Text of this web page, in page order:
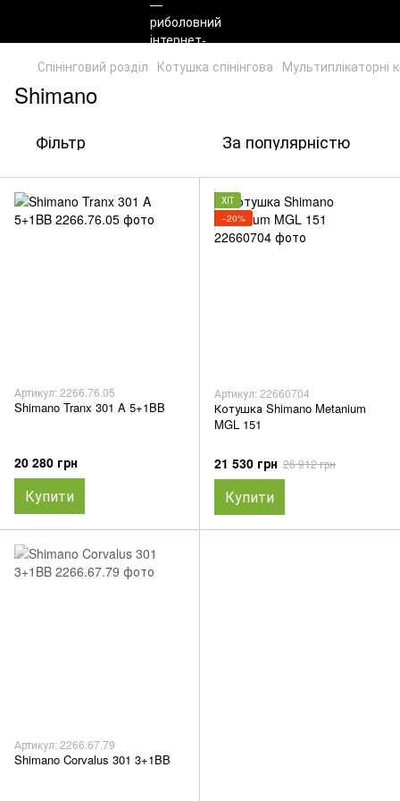
Спінінговий розділ Котушка спінінгова Мультиплікаторні
Shimano
Фільтр За популярністю
Артикул: 2266.76.05
Shimano Tranx 301 A 5+1BB
20 280 грн
Купити
ХІТ
−20%
Артикул: 22660704
Котушка Shimano Metanium
MGL 151
21 530 грн 26 912 грн
Купити
Артикул: 2266.67.79
Shimano Corvalus 301 3+1BB